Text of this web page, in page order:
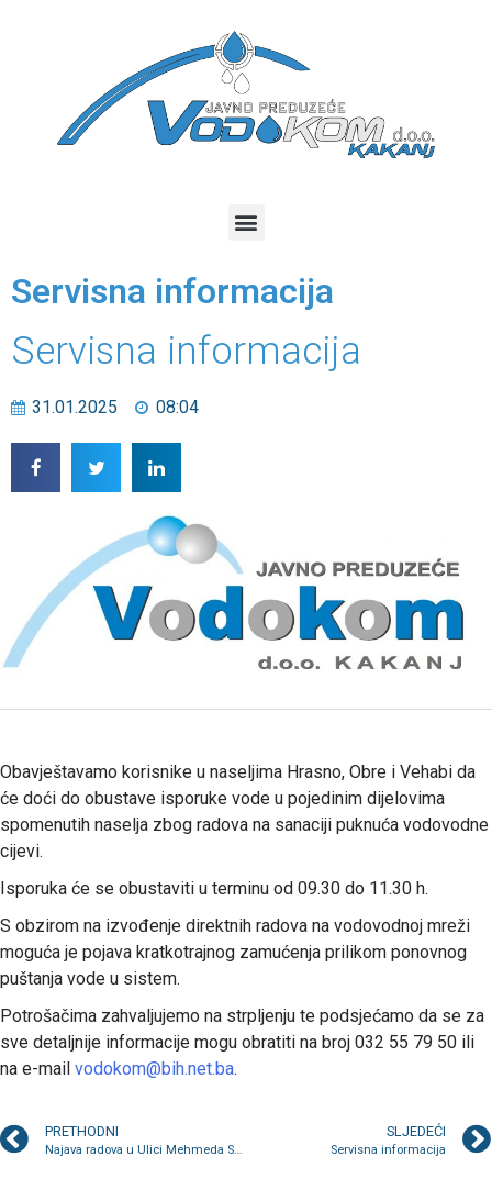
Servisna informacija
Servisna informacija
31.01.2025 08:04
Obavještavamo korisnike u naseljima Hrasno, Obre i Vehabi da
će doći do obustave isporuke vode u pojedinim dijelovima
spomenutih naselja zbog radova na sanaciji puknuća vodovodne
cijevi.
Isporuka će se obustaviti u terminu od 09.30 do 11.30 h.
S obzirom na izvođenje direktnih radova na vodovodnoj mreži
moguća je pojava kratkotrajnog zamućenja prilikom ponovnog
puštanja vode u sistem.
Potrošačima zahvaljujemo na strpljenju te podsjećamo da se za
sve detaljnije informacije mogu obratiti na broj 032 55 79 50 ili
na e-mail vodokom@bih.net.ba.
PRETHODNI
Najava radova u Ulici Mehmeda Skopljaka
SLJEDEĆI
Servisna informacija